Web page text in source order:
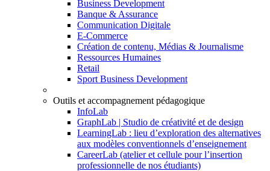
Business Development
Banque & Assurance
Communication Digitale
E-Commerce
Création de contenu, Médias & Journalisme
Ressources Humaines
Retail
Sport Business Development
Outils et accompagnement pédagogique
InfoLab
GraphLab | Studio de créativité et de design
LearningLab : lieu d’exploration des alternatives
aux modèles conventionnels d’enseignement
CareerLab (atelier et cellule pour l’insertion
professionnelle de nos étudiants)